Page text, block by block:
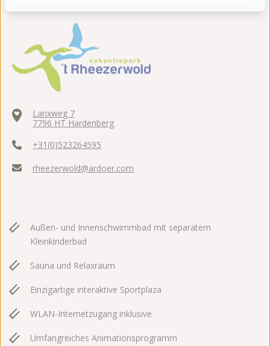
Larixweg 7
7796 HT Hardenberg
+31(0)523264595
rheezerwold@ardoer.com
Außen- und Innenschwimmbad mit separatem
Kleinkinderbad
Sauna und Relaxraum
Einzigartige interaktive Sportplaza
WLAN-Internetzugang inklusive
Umfangreiches Animationsprogramm